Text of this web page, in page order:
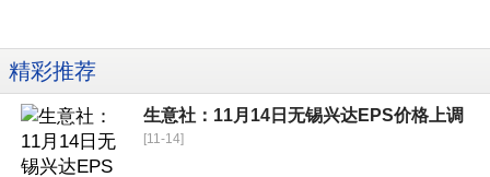
精彩推荐
生意社：11月14日无锡兴达EPS价格上调
[11-14]